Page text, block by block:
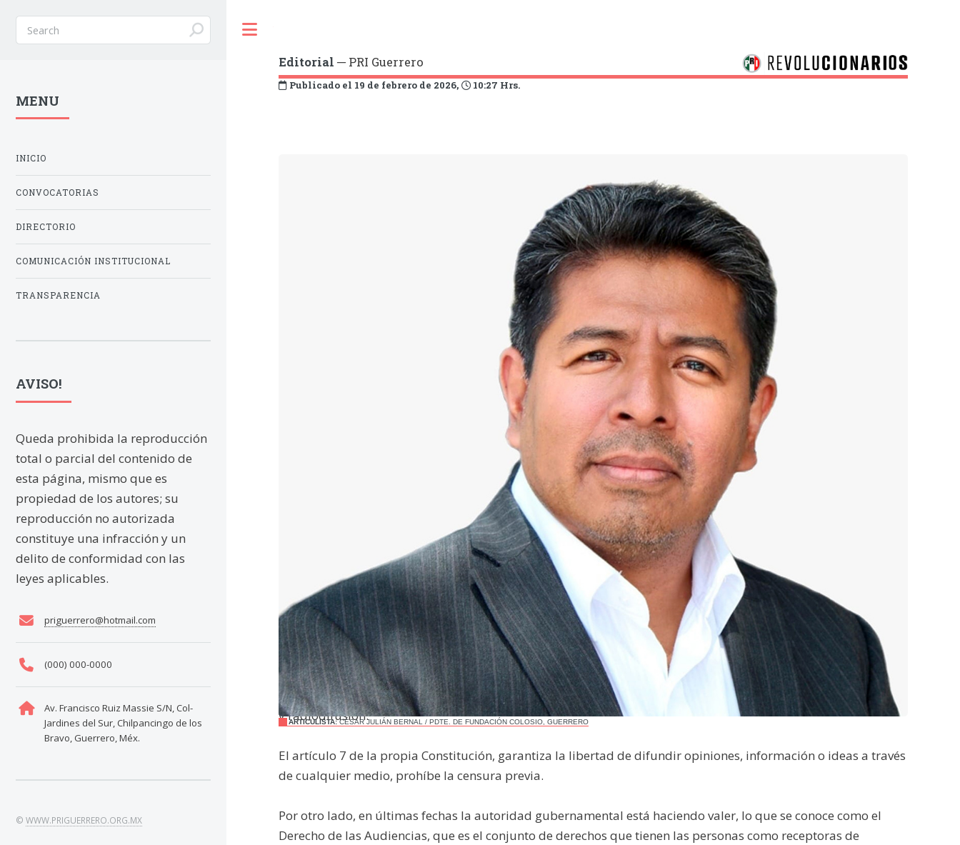
Editorial ─ PRI Guerrero
Publicado el 19 de febrero de 2026, 10:27 Hrs.
Libertad de Expresión vs Derecho
de las Audiencias
POR: CÉSAR JULIÁN BERNAL
La libertad de expresión está garantizada en el artículo 6 de la Constitución Federal, mismo que establece la
manifestación de ideas no será objeto de ninguna inquisición administrativa o judicial, salvo que ataque a la
moral, la vida privada, los derechos de terceros, provoque algún delito o perturbe el orden público.
Además, reconoce el derecho a la información y el acceso a las tecnologías de la información incluidos internet
y radiodifusión.
El artículo 7 de la propia Constitución, garantiza la libertad de difundir opiniones, información o ideas a través
de cualquier medio, prohíbe la censura previa.
Por otro lado, en últimas fechas la autoridad gubernamental está haciendo valer, lo que se conoce como el
Derecho de las Audiencias, que es el conjunto de derechos que tienen las personas como receptoras de
ARTICULISTA:CÉSAR JULIÁN BERNAL / PDTE. DE FUNDACIÓN COLOSIO, GUERRERO
MENU
INICIO
CONVOCATORIAS
DIRECTORIO
COMUNICACIÓN INSTITUCIONAL
TRANSPARENCIA
AVISO!
Queda prohibida la reproducción
total o parcial del contenido de
esta página, mismo que es
propiedad de los autores; su
reproducción no autorizada
constituye una infracción y un
delito de conformidad con las
leyes aplicables.
priguerrero@hotmail.com
(000) 000-0000
Av. Francisco Ruiz Massie S/N, Col-
Jardines del Sur, Chilpancingo de los
Bravo, Guerrero, Méx.
© WWW.PRIGUERRERO.ORG.MX